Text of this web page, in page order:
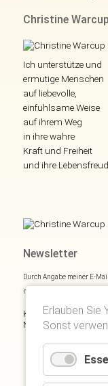
Christine Warcup
Ich unterstütze und
ermutige Menschen
auf liebevolle,
einfühlsame Weise
auf ihrem Weg
in ihre wahre
Kraft und Freiheit
und ihre
Newsletter
Durch Angabe meiner E-
mich mit
Kostenloses E- und
Newsletter:
Erlauben Sie
Sonst